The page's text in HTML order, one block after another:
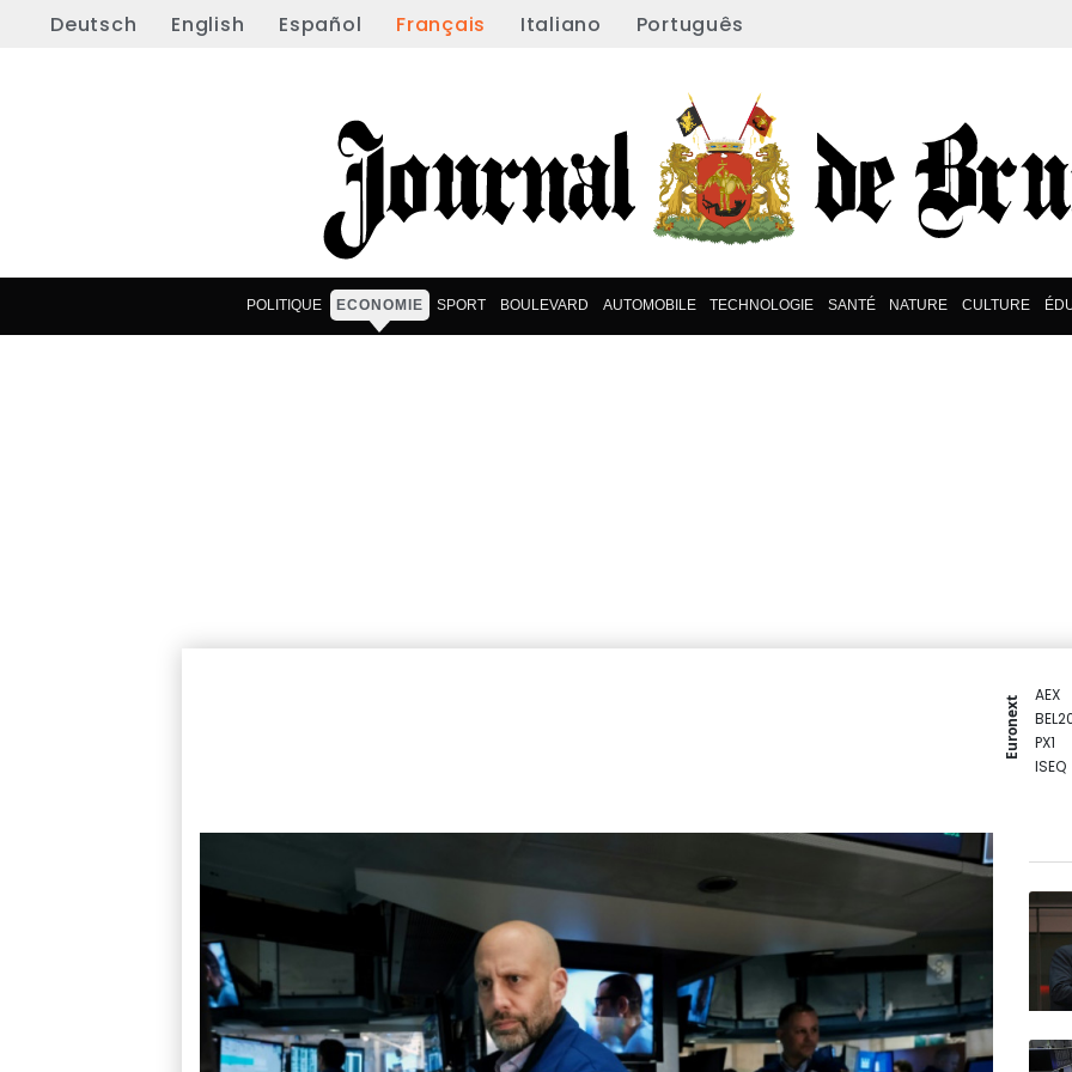
Deutsch English Español Français Italiano Português
POLITIQUE ECONOMIE SPORT BOULEVARD AUTOMOBILE TECHNOLOGIE SANTÉ NATURE CULTURE
Euronext
AEX
PX1
ISEQ